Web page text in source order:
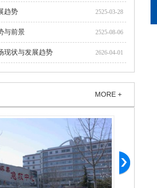
趋势 2525-03-28
与前景 2525-08-06
现状与发展趋势 2626-04-01
MORE +